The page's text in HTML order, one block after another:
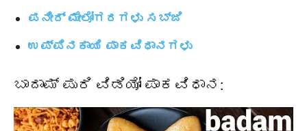
ಪನೀರ್ ಮೇಲೋಗರಗಳು ಸಬ್ಜಿ
ಉಪ್ಪಿನಕಾಯಿ ಪಾಕವಿಧಾನಗಳು
ಬಾದಾಮ್ ಪುರಿ ವಿಡಿಯೋ ಪಾಕವಿಧಾನ: